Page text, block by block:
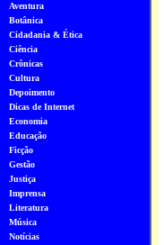
Aventura
Botânica
Cidadania & Ética
Ciência
Crônicas
Cultura
Depoimento
Dicas de Internet
Economia
Educação
Ficção
Gestão
Justiça
Imprensa
Literatura
Música
Notícias